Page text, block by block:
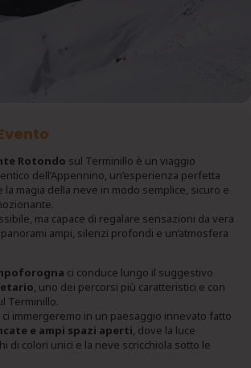
Rotondo sul Terminillo è un viaggio
dell’Appennino, un’esperienza perfetta
magia della neve in modo semplice, sicuro e
ma capace di regalare sensazioni da vera
ampi, silenzi profondi e un’atmosfera
ci conduce lungo il suggestivo
, uno dei percorsi più caratteristici e con
Terminillo.
immergeremo in un paesaggio innevato fatto
e ampi spazi aperti, dove la luce
di colori unici e la neve scricchiola sotto le